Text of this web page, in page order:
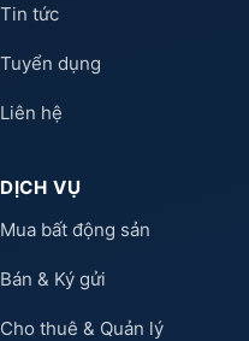
Tin tức
Tuyển dụng
Liên hệ
DỊCH VỤ
Mua bất động sản
Bán & Ký gửi
Cho thuê & Quản lý